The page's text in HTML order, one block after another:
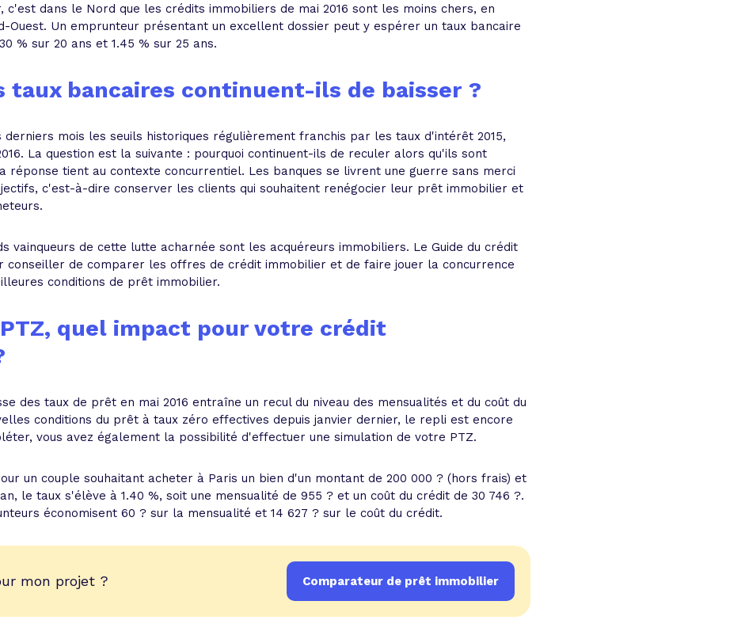
c'est dans le Nord que les crédits immobiliers de mai 2016 sont les moins chers, en
Ouest. Un emprunteur présentant un excellent dossier peut y espérer un taux bancaire
% sur 20 ans et 1.45 % sur 25 ans.
taux bancaires continuent-ils de baisser ?
derniers mois les seuils historiques régulièrement franchis par les taux d'intérêt 2015,
La question est la suivante : pourquoi continuent-ils de reculer alors qu'ils sont
réponse tient au contexte concurrentiel. Les banques se livrent une guerre sans merci
c'est-à-dire conserver les clients qui souhaitent renégocier leur prêt immobilier et
vainqueurs de cette lutte acharnée sont les acquéreurs immobiliers. Le Guide du crédit
conseiller de comparer les offres de crédit immobilier et de faire jouer la concurrence
conditions de prêt immobilier.
quel impact pour votre crédit
des taux de prêt en mai 2016 entraîne un recul du niveau des mensualités et du coût du
conditions du prêt à taux zéro effectives depuis janvier dernier, le repli est encore
vous avez également la possibilité d'effectuer une simulation de votre PTZ.
un couple souhaitant acheter à Paris un bien d'un montant de 200 000 ? (hors frais) et
le taux s'élève à 1.40 %, soit une mensualité de 955 ? et un coût du crédit de 30 746 ?.
économisent 60 ? sur la mensualité et 14 627 ? sur le coût du crédit.
mon projet ? Comparateur de prêt immobilier